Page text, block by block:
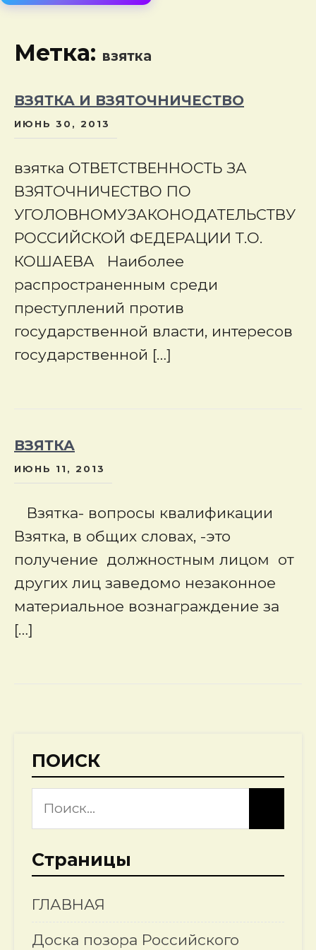
Метка: взятка
ВЗЯТКА И ВЗЯТОЧНИЧЕСТВО
ИЮНЬ 30, 2013
взятка ОТВЕТСТВЕННОСТЬ ЗА
ВЗЯТОЧНИЧЕСТВО ПО
УГОЛОВНОМУЗАКОНОДАТЕЛЬСТВУ
РОССИЙСКОЙ ФЕДЕРАЦИИ Т.О.
КОШАЕВА Наиболее
распространенным среди
преступлений против
государственной власти, интересов
государственной […]
ВЗЯТКА
ИЮНЬ 11, 2013
Взятка- вопросы квалификации
Взятка, в общих словах, -это
получение должностным лицом от
других лиц заведомо незаконное
материальное вознаграждение за
[…]
ПОИСК
Страницы
ГЛАВНАЯ
Доска позора Российского